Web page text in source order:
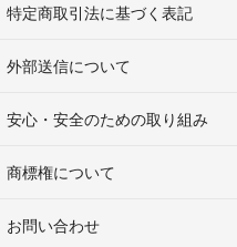
特定商取引法に基づく表記
外部送信について
安心・安全のための取り組み
商標権について
お問い合わせ